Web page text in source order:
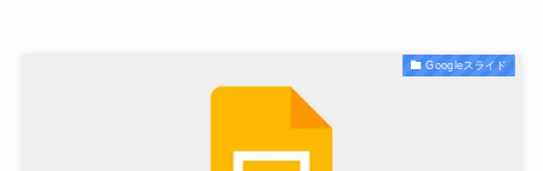
Googleスライド